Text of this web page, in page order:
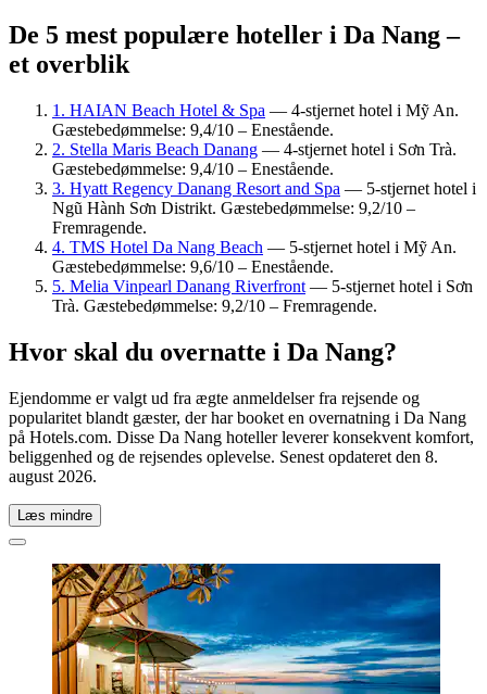
De 5 mest populære hoteller i Da Nang –
et overblik
1. HAIAN Beach Hotel & Spa — 4-stjernet hotel i Mỹ An.
Gæstebedømmelse: 9,4/10 – Enestående.
2. Stella Maris Beach Danang — 4-stjernet hotel i Sơn Trà.
Gæstebedømmelse: 9,4/10 – Enestående.
3. Hyatt Regency Danang Resort and Spa — 5-stjernet hotel i
Ngũ Hành Sơn Distrikt. Gæstebedømmelse: 9,2/10 –
Fremragende.
4. TMS Hotel Da Nang Beach — 5-stjernet hotel i Mỹ An.
Gæstebedømmelse: 9,6/10 – Enestående.
5. Melia Vinpearl Danang Riverfront — 5-stjernet hotel i Sơn
Trà. Gæstebedømmelse: 9,2/10 – Fremragende.
Hvor skal du overnatte i Da Nang?
Ejendomme er valgt ud fra ægte anmeldelser fra rejsende og
popularitet blandt gæster, der har booket en overnatning i Da Nang
på Hotels.com. Disse Da Nang hoteller leverer konsekvent komfort,
beliggenhed og de rejsendes oplevelse. Senest opdateret den 8.
august 2026.
Læs mindre